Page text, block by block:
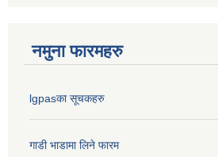
नमुना फारमहरु
lgpasका सूचकहरु
गाडी भाडामा लिने फारम